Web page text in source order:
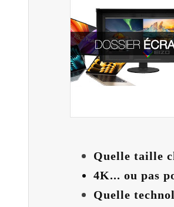
Quelle taille
4K... ou pas
Quelle